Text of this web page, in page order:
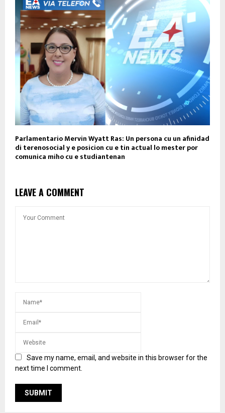
Parlamentario Mervin Wyatt Ras: Un persona cu un afinidad
di terenosocial y e posicion cu e tin actual lo mester por
comunica miho cu e studiantenan
LEAVE A COMMENT
Save my name, email, and website in this browser for the
next time I comment.